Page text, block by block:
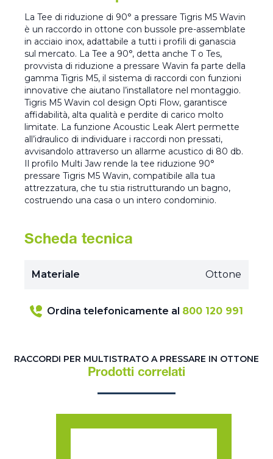
La Tee di riduzione di 90° a pressare Tigris M5 Wavin
è un raccordo in ottone con bussole pre-assemblate
in acciaio inox, adattabile a tutti i profili di ganascia
sul mercato. La Tee a 90°, detta anche T o Tes,
provvista di riduzione a pressare Wavin fa parte della
gamma Tigris M5, il sistema di raccordi con funzioni
innovative che aiutano l’installatore nel montaggio.
Tigris M5 Wavin col design Opti Flow, garantisce
affidabilità, alta qualità e perdite di carico molto
limitate. La funzione Acoustic Leak Alert permette
all’idraulico di individuare i raccordi non pressati,
avvisandolo attraverso un allarme acustico di 80 db.
Il profilo Multi Jaw rende la tee riduzione 90°
pressare Tigris M5 Wavin, compatibile alla tua
attrezzatura, che tu stia ristrutturando un bagno,
costruendo una casa o un intero condominio.
Scheda tecnica
Materiale Ottone
Ordina telefonicamente al 800 120 991
RACCORDI PER MULTISTRATO A PRESSARE IN OTTONE
Prodotti correlati